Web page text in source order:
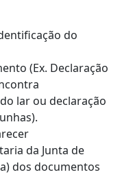
do
(Ex. Declaração
lar ou declaração
da Junta de
dos documentos